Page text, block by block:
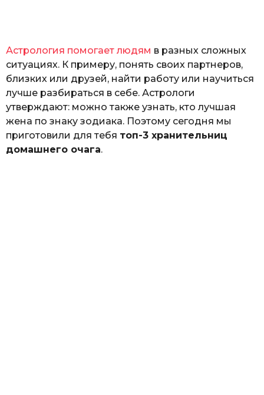
Астрология помогает людям в разных сложных
ситуациях. К примеру, понять своих партнеров,
близких или друзей, найти работу или научиться
лучше разбираться в себе. Астрологи
утверждают: можно также узнать, кто лучшая
жена по знаку зодиака. Поэтому сегодня мы
приготовили для тебя топ-3 хранительниц
домашнего очага.